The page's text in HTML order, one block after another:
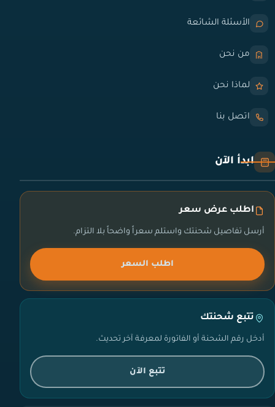
الأسئلة الشائعة
من نحن
لماذا نحن
اتصل بنا
ابدأ الآن
اطلب عرض سعر
أرسل تفاصيل شحنتك واستلم سعراً واضحاً بلا التزام.
اطلب السعر
تتبع شحنتك
أدخل رقم الشحنة أو الفاتورة لمعرفة آخر تحديث.
تتبع الآن